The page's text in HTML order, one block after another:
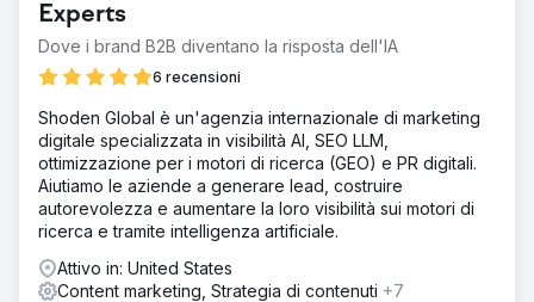
Experts
Dove i brand B2B diventano la risposta dell'IA
6 recensioni
Shoden Global è un'agenzia internazionale di marketing
digitale specializzata in visibilità AI, SEO LLM,
ottimizzazione per i motori di ricerca (GEO) e PR digitali.
Aiutiamo le aziende a generare lead, costruire
autorevolezza e aumentare la loro visibilità sui motori di
ricerca e tramite intelligenza artificiale.
Attivo in: United States
Content marketing, Strategia di contenuti +7